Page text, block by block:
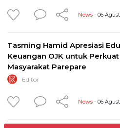
News - 06
Tasming Hamid Apresiasi
Keuangan OJK untuk
Masyarakat Parepare
Editor
News - 06